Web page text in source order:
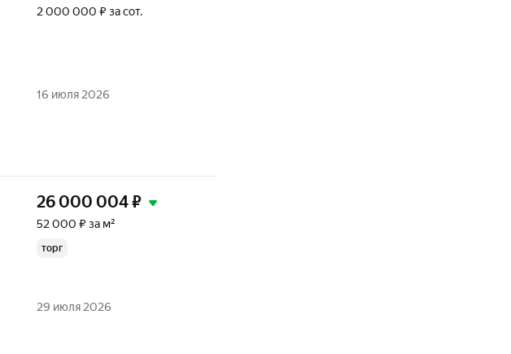
2 000 000 ₽ за сот.
16 июля 2026
26 000 004₽
52 000 ₽ за м²
торг
29 июля 2026